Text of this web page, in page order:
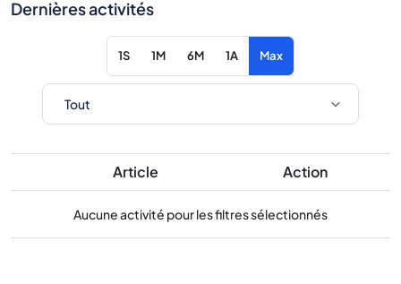
Dernières activités
1S 1M 6M 1A Max
Article Action
Aucune activité pour les filtres sélectionnés